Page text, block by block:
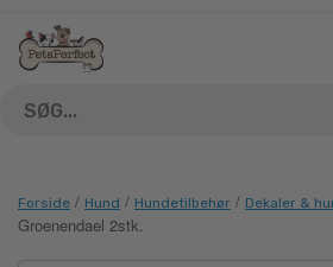
indhold
Forside / Hund / Hundetilbehør / Dekaler &
Groenendael 2stk.